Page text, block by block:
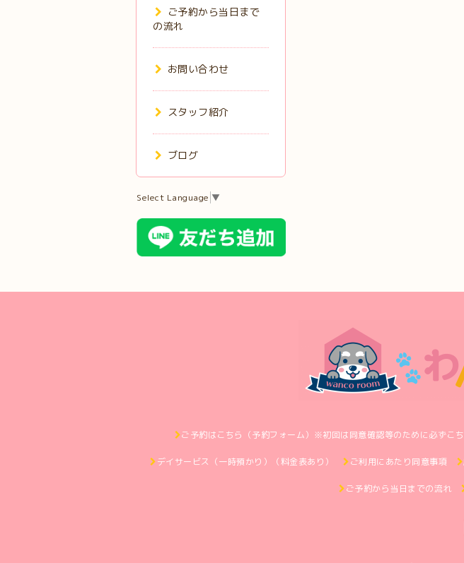
ご予約から当日まで
の流れ
お問い合わせ
スタッフ紹介
ブログ
Select Language ▼
ご予約はこちら（予約フォーム）※初回は同意確認等のために必ずこち
デイサービス（一時預かり）（料金表あり） ご利用にあたり同意事項
ご予約から当日までの流れ